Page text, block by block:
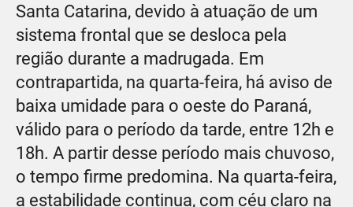
Santa Catarina, devido à atuação de um
sistema frontal que se desloca pela
região durante a madrugada. Em
contrapartida, na quarta-feira, há aviso de
baixa umidade para o oeste do Paraná,
válido para o período da tarde, entre 12h e
18h. A partir desse período mais chuvoso,
o tempo firme predomina. Na quarta-feira,
a estabilidade continua, com céu claro na